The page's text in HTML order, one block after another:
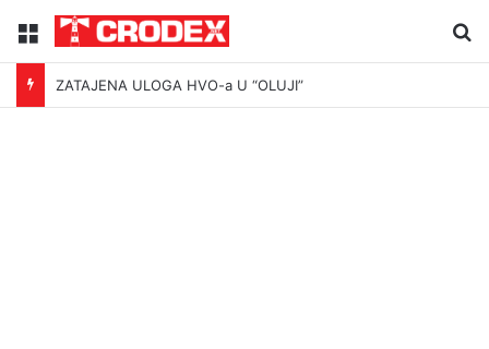
Menu
ZATAJENA ULOGA HVO-a U “OLUJI”